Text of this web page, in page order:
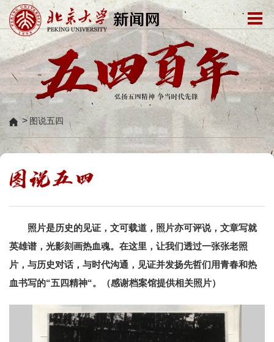
>图说五四
照片是历史的见证，文可载道，照片亦可评说，文章写就
英雄谱，光影刻画热血魂。在这里，让我们透过一张张老照
片，与历史对话，与时代沟通，见证并发扬先哲们用青春和热
血书写的“五四精神“。（感谢档案馆提供相关照片）